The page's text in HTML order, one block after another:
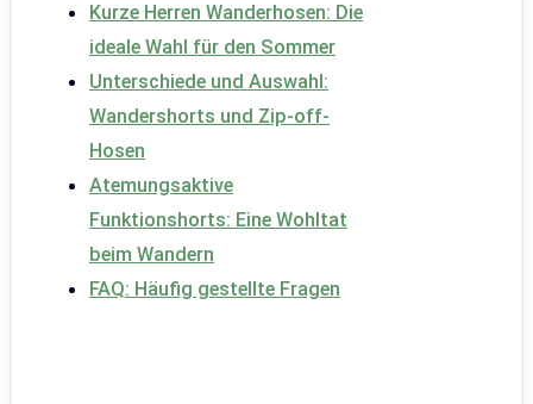
Kurze Herren Wanderhosen: Die
ideale Wahl für den Sommer
Unterschiede und Auswahl:
Wandershorts und Zip-off-
Hosen
Atemungsaktive
Funktionshorts: Eine Wohltat
beim Wandern
FAQ: Häufig gestellte Fragen